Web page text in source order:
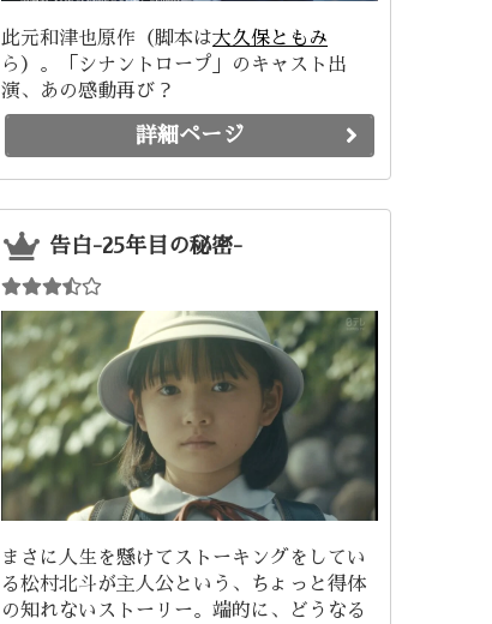
此元和津也原作（脚本は大久保ともみ
ら）。「シナントロープ」のキャスト出
演、あの感動再び？
詳細ページ
告白-25年目の秘密-
まさに人生を懸けてストーキングをしてい
る松村北斗が主人公という、ちょっと得体
の知れないストーリー。端的に、どうなる